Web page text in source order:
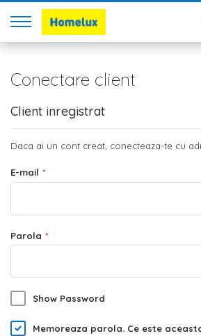
Conectare client
Client inregistrat
Daca ai un cont creat, conecteaza-te cu
E-mail
Parola
Show Password
Memoreaza parola. Ce este